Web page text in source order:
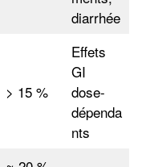
diarrhée
> 15 %
Effets
GI
dose-
dépenda
nts